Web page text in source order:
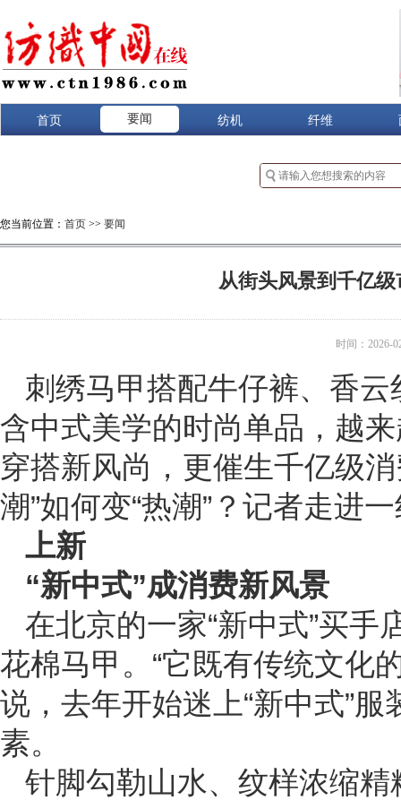
首页 要闻 纺机 纤维
您当前位置： 首页 >> 要闻
从街头风景到千亿
时间：2026-
刺绣马甲搭配牛仔裤、香
含中式美学的时尚单品，越
穿搭新风尚，更催生千亿级
潮”如何变“热潮”？记者走进
上新
“新中式”成消费新风景
在北京的一家“新中式”买手
花棉马甲。“它既有传统文化
说，去年开始迷上“新中式”
素。
针脚勾勒山水、纹样浓缩